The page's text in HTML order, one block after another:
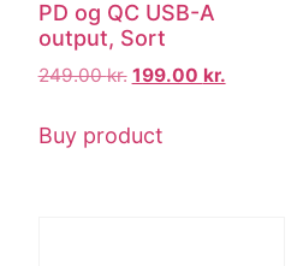
PD og QC USB-A
output, Sort
249.00kr. 199.00 kr.
Buy product